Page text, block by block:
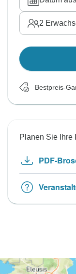
2
Bestpreis-
Planen Sie Ihre
PDF-